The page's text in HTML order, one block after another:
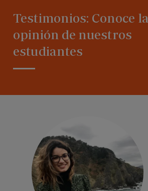
Testimonios: Conoce la
opinión de nuestros
estudiantes